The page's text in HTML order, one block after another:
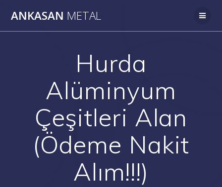
ANKASAN METAL
Hurda
Alüminyum
Çeşitleri Alan
(Ödeme Nakit
Alım!!!)